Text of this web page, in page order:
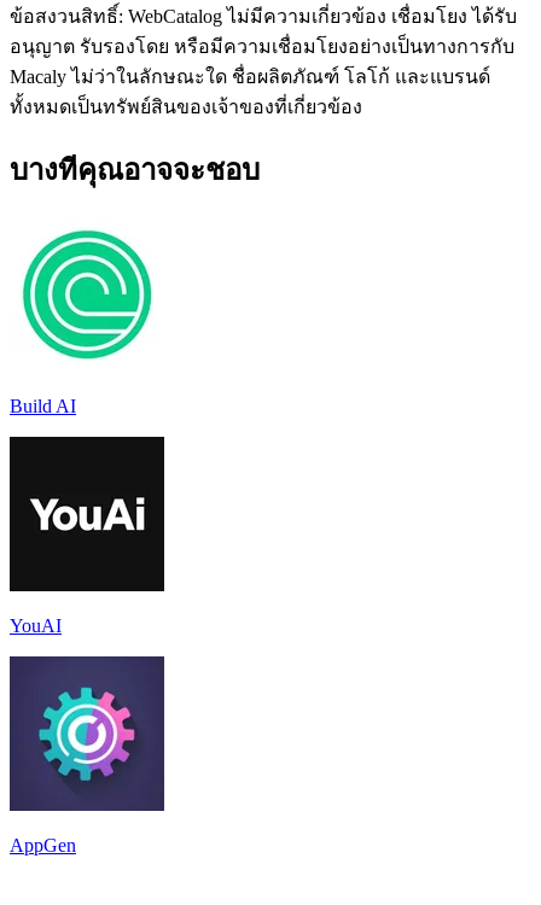
ข้อสงวนสิทธิ์: WebCatalog ไม่มีความเกี่ยวข้อง เชื่อมโยง ได้รับ
อนุญาต รับรองโดย หรือมีความเชื่อมโยงอย่างเป็นทางการกับ
Macaly ไม่ว่าในลักษณะใด ชื่อผลิตภัณฑ์ โลโก้ และแบรนด์
ทั้งหมดเป็นทรัพย์สินของเจ้าของที่เกี่ยวข้อง
บางทีคุณอาจจะชอบ
Build AI
YouAI
AppGen